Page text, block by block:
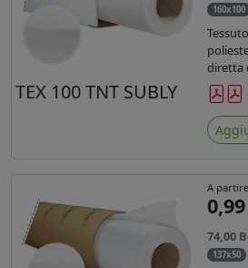
TEX 100 TNT SUBLY
160x100
diretta
A
0,99
74,00
137x50